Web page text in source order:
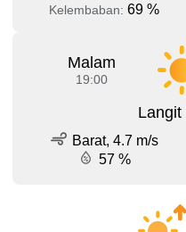
Kelembaban: 69 %
Malam
19:00
Langit
Barat, 4.7 m/s
57 %